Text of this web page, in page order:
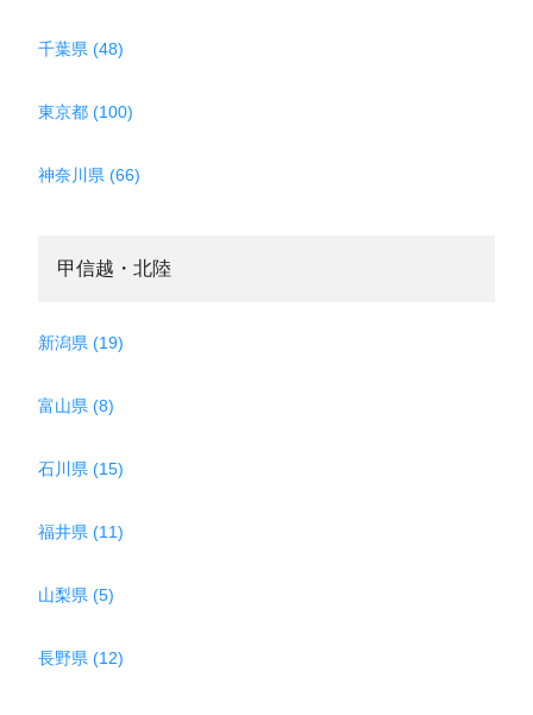
千葉県 (48)
東京都 (100)
神奈川県 (66)
甲信越・北陸
新潟県 (19)
富山県 (8)
石川県 (15)
福井県 (11)
山梨県 (5)
長野県 (12)